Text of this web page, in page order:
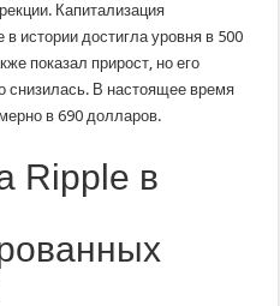
Капитализация
истории достигла уровня в 500
показал прирост, но его
снизилась. В настоящее время
в 690 долларов.
Ripple в